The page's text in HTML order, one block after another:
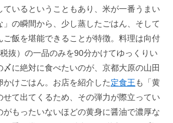
ているということもあり、米が一番うまい
」の瞬間から、少し蒸したごはん、そして
ご飯を堪能できることが特徴。料理は向付
抜）の一品のみを90分かけてゆっくりい
に絶対に食べたいのが、京都大原の山田
かけごはん。お店を紹介した定食王も「黄
せて出てくるため、その弾力が際立ってい
がもったいないほどの黄身に醤油で濃厚な